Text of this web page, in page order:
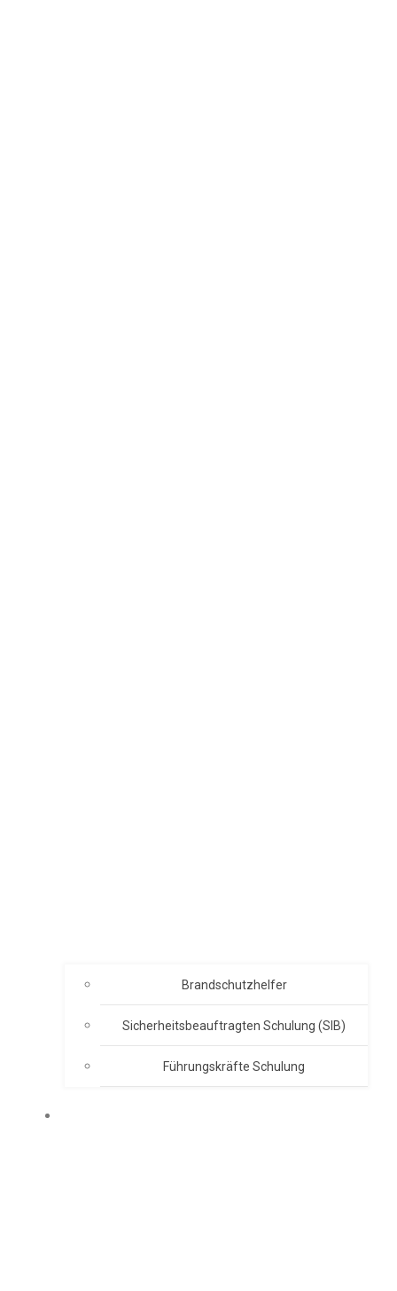
Brandschutzhelfer
Sicherheitsbeauftragten Schulung (SIB)
Führungskräfte Schulung